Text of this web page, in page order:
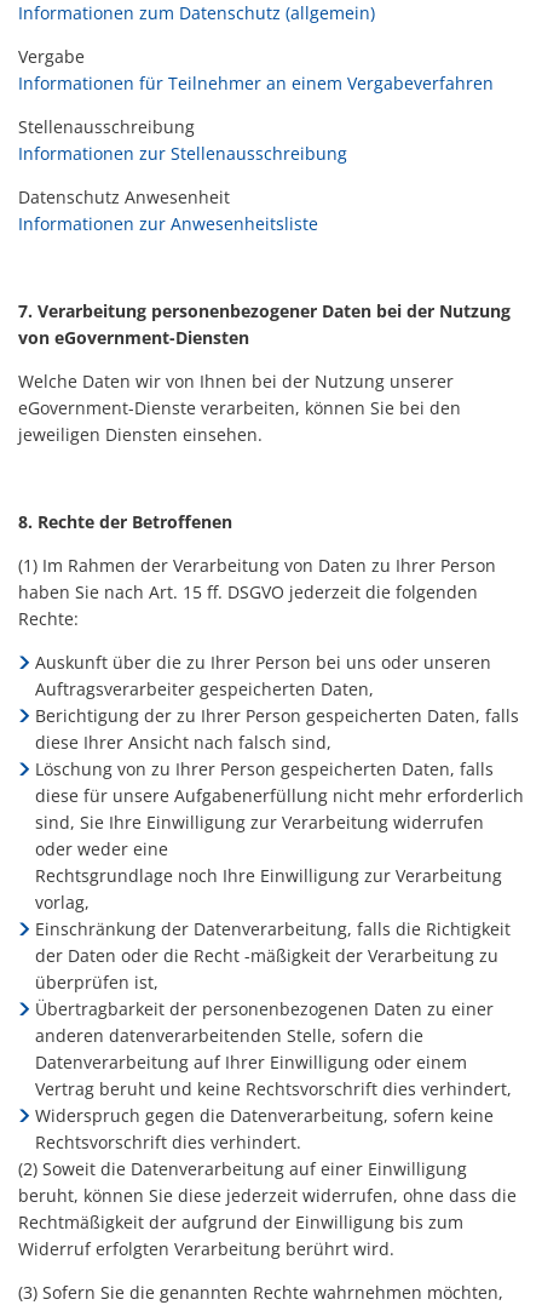
Informationen zum Datenschutz (allgemein)
Vergabe
Informationen für Teilnehmer an einem Vergabeverfahren
Stellenausschreibung
Informationen zur Stellenausschreibung
Datenschutz Anwesenheit
Informationen zur Anwesenheitsliste
7. Verarbeitung personenbezogener Daten bei der Nutzung
von eGovernment-Diensten
Welche Daten wir von Ihnen bei der Nutzung unserer
eGovernment-Dienste verarbeiten, können Sie bei den
jeweiligen Diensten einsehen.
8. Rechte der Betroffenen
(1) Im Rahmen der Verarbeitung von Daten zu Ihrer Person
haben Sie nach Art. 15 ff. DSGVO jederzeit die folgenden
Rechte:
Auskunft über die zu Ihrer Person bei uns oder unseren
Auftragsverarbeiter gespeicherten Daten,
Berichtigung der zu Ihrer Person gespeicherten Daten, falls
diese Ihrer Ansicht nach falsch sind,
Löschung von zu Ihrer Person gespeicherten Daten, falls
diese für unsere Aufgabenerfüllung nicht mehr erforderlich
sind, Sie Ihre Einwilligung zur Verarbeitung widerrufen
oder weder eine
Rechtsgrundlage noch Ihre Einwilligung zur Verarbeitung
vorlag,
Einschränkung der Datenverarbeitung, falls die Richtigkeit
der Daten oder die Recht -mäßigkeit der Verarbeitung zu
überprüfen ist,
Übertragbarkeit der personenbezogenen Daten zu einer
anderen datenverarbeitenden Stelle, sofern die
Datenverarbeitung auf Ihrer Einwilligung oder einem
Vertrag beruht und keine Rechtsvorschrift dies verhindert,
Widerspruch gegen die Datenverarbeitung, sofern keine
Rechtsvorschrift dies verhindert.
(2) Soweit die Datenverarbeitung auf einer Einwilligung
beruht, können Sie diese jederzeit widerrufen, ohne dass die
Rechtmäßigkeit der aufgrund der Einwilligung bis zum
Widerruf erfolgten Verarbeitung berührt wird.
(3) Sofern Sie die genannten Rechte wahrnehmen möchten,